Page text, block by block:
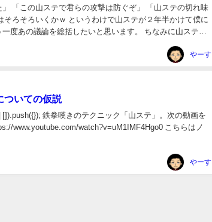
」 「この山ステで君らの攻撃は防ぐぞ」 「山ステの切れ味
ろそろいくかｗ というわけで山ステが２年半かけて僕に
度あの議論を総括したいと思います。 ちなみに山ステの
やーす
ついての仮説
[]).push({}); 鉄拳嘆きのテクニック「山ステ」。次の動画を
www.youtube.com/watch?v=uM1IMF4Hgo0 こちらはノ
やーす